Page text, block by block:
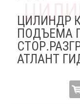
ЦИЛИНДР
ПОДЪЕМА
АТЛАНТ